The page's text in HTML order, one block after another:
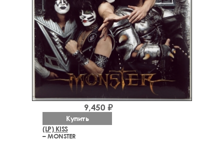
(LP) KISS
– MONSTER
9,450 ₽
Купить